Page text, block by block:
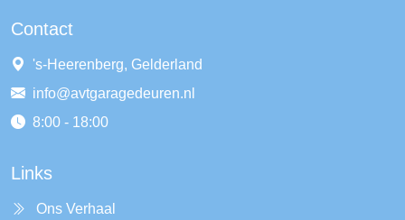
Contact
's-Heerenberg, Gelderland
info@avtgaragedeuren.nl
8:00 - 18:00
Links
Ons Verhaal